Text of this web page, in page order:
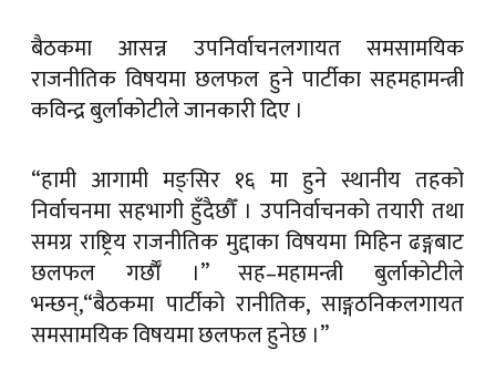
बैठकमा आसन्न उपनिर्वाचनलगायत समसामयिक
राजनीतिक विषयमा छलफल हुने पार्टीका सहमहामन्त्री
कविन्द्र बुर्लाकोटीले जानकारी दिए ।
“हामी आगामी मङ्सिर १६ मा हुने स्थानीय तहको
निर्वाचनमा सहभागी हुँदैछौँ । उपनिर्वाचनको तयारी तथा
समग्र राष्ट्रिय राजनीतिक मुद्दाका विषयमा मिहिन ढङ्गबाट
छलफल गर्छाैँ ।” सह–महामन्त्री बुर्लाकोटीले
भन्छन्,“बैठकमा पार्टीको रानीतिक, साङ्गठनिकलगायत
समसामयिक विषयमा छलफल हुनेछ ।”